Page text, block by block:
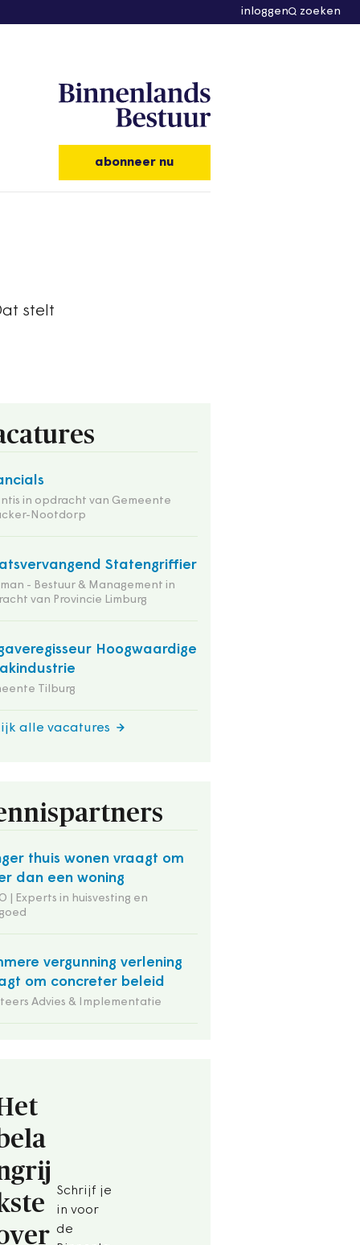
inloggen zoeken
abonneer nu
stelt
in opdracht van Gemeente
Nootdorp
Statengriffier
- Bestuur & Management in
van Provincie Limburg
Hoogwaardige
Tilburg
alle vacatures
thuis wonen vraagt om
dan een woning
| Experts in huisvesting en
vergunning verlening
om concreter beleid
Advies & Implementatie
Schrijf je
in voor
de